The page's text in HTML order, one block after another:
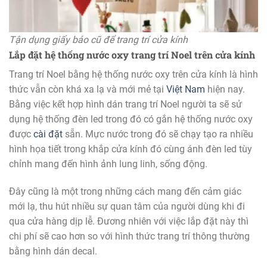
Tận dụng giấy báo cũ để trang trí cửa kính
Lắp đặt hệ thống nước oxy trang trí Noel trên cửa kính
Trang trí Noel bằng hệ thống nước oxy trên cửa kính là hình
thức vẫn còn khá xa lạ và mới mẻ tại Việt Nam hiện nay.
Bằng việc kết hợp hình dán trang trí Noel người ta sẽ sử
dụng hệ thống đèn led trong đó có gắn hệ thống nước oxy
được cài đặt sẵn. Mực nước trong đó sẽ chạy tạo ra nhiều
hình họa tiết trong khắp cửa kính đó cùng ánh đèn led tùy
chỉnh mang đến hình ảnh lung linh, sống động.
Đây cũng là một trong những cách mang đến cảm giác
mới lạ, thu hút nhiều sự quan tâm của người dùng khi đi
qua cửa hàng dịp lễ. Đương nhiên với việc lắp đặt này thì
chi phí sẽ cao hơn so với hình thức trang trí thông thường
bằng hình dán decal.